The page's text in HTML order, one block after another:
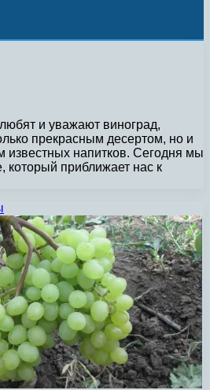
и уважают виноград,
прекрасным десертом, но и
известных напитков. Сегодня мы
который приближает нас к